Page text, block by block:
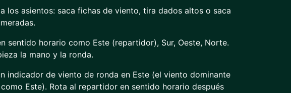
los asientos: saca fichas de viento, tira dados altos o saca
sentido horario como Este (repartidor), Sur, Oeste, Norte.
la mano y la ronda.
indicador de viento de ronda en Este (el viento dominante
Este). Rota al repartidor en sentido horario después